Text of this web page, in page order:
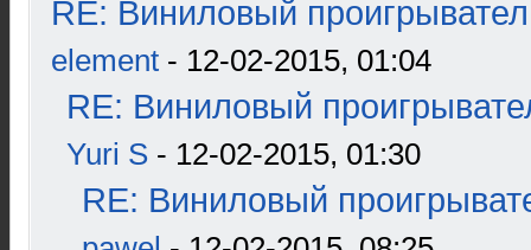
RE: Виниловый
element - 12-02-2015, 01:04
RE: Виниловый
Yuri S - 12-02-2015, 01:30
RE: Виниловый